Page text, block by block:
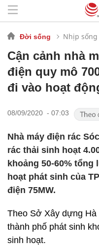
Đời sống Nhịp sống
Cận cảnh nhà
điện quy mô
đi vào hoạt
08/09/2020 - 07:03
Nhà máy điện rác
rác thải sinh hoạt
khoảng 50-60%
hoạt phát sinh của
điện 75MW.
Theo Sở Xây dựng Hà
thành phố phát sinh
sinh hoạt.